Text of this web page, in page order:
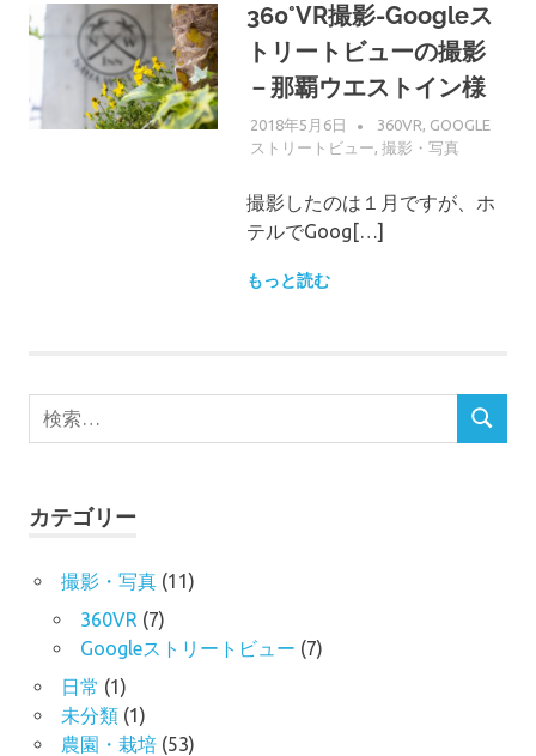
360°VR撮影-Googleス
トリートビューの撮影
－那覇ウエストイン様
2018年5月6日 WPMASTER
360VR GOOGLE
ストリートビュー 撮影・写真
撮影したのは１月ですが、ホ
テルでGoog[…]
もっと読む
検
検
カテゴリー
撮影・写真 (11)
360VR (7)
Googleストリートビュー (7)
日常 (1)
未分類(1)
農園・栽培(53)